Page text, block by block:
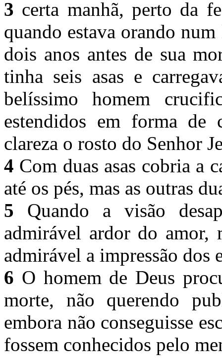
3 certa manhã, perto da
quando estava orando
dois anos antes de sua
tinha seis asas e
belíssimo homem
estendidos em forma de
clareza o rosto do Senhor
4 Com duas asas cobria a
até os pés, mas as outras
5 Quando a visão
admirável ardor do amor,
admirável a impressão dos
6 O homem de Deus
morte, não querendo
embora não conseguisse
fossem conhecidos pelo